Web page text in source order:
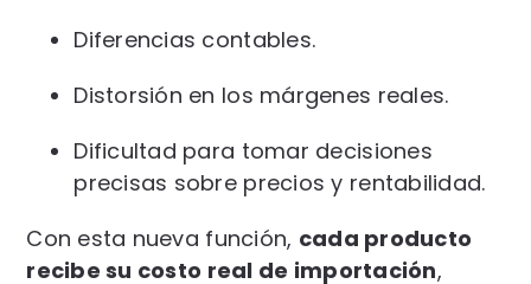
Diferencias contables.
Distorsión en los márgenes reales.
Dificultad para tomar decisiones
precisas sobre precios y rentabilidad.
Con esta nueva función, cada producto
recibe su costo real de importación,